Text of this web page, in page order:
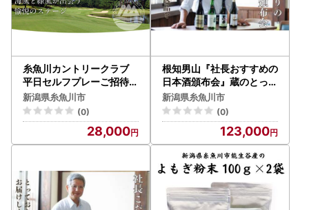
糸魚川カントリークラブ
平日セルフプレーご招待券
（１名様分）ゴルフ 新潟
県 ゴルフ場
新潟県糸魚川市
(0)
28,000
根知男山『社長おすすめの
日本酒頒布会』蔵のとって
おきをお届け! 【720m×3
～4本を3回】渡辺酒造店
新潟 糸魚川
新潟県糸魚川市
(0)
123,000